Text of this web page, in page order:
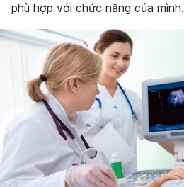
phù hợp với chức năng của mình.